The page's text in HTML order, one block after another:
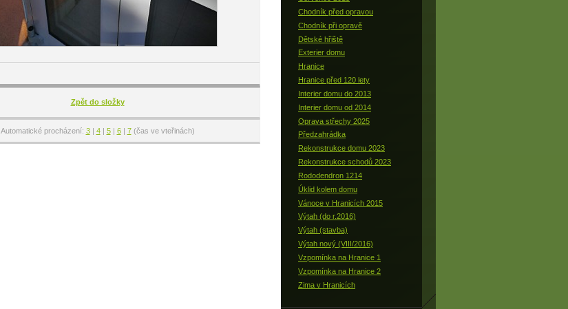
Zpět do složky
Automatické procházení: 3| 4| 5| 6| 7(čas ve vteřinách)
Chodník před opravou
Chodník při opravě
Dětské hřiště
Exterier domu
Hranice
Hranice před 120 lety
Interier domu do 2013
Interier domu od 2014
Oprava střechy 2025
Předzahrádka
Rekonstrukce domu 2023
Rekonstrukce schodů 2023
Rododendron 1214
Úklid kolem domu
Vánoce v Hranicích 2015
Výtah (do r.2016)
Výtah (stavba)
Výtah nový (VIII/2016)
Vzpomínka na Hranice 1
Vzpomínka na Hranice 2
Zima v Hranicích